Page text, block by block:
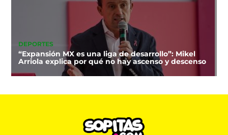
DEPORTES
“Expansión MX es una liga de desarrollo”: Mikel
Arriola explica por qué no hay ascenso y descenso